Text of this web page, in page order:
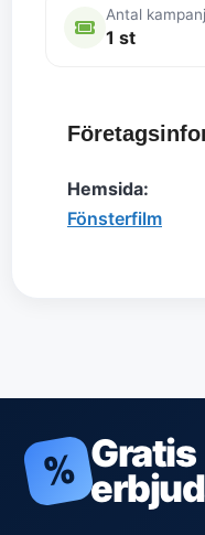
Antal
1 st
Hemsida:
Fönsterfilm
% Gratis